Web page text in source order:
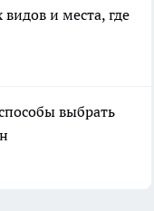
и места, где
выбрать